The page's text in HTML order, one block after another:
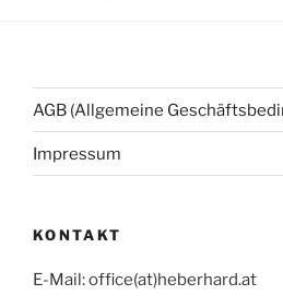
AGB (Allgemeine
Impressum
KONTAKT
E-Mail: office(at)heberhard.at